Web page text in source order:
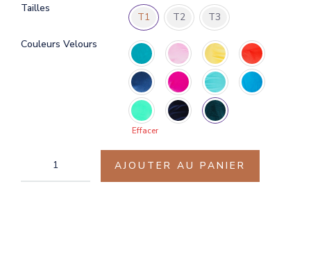
Tailles
T1 T2 T3
Couleurs Velours
Effacer
AJOUTER AU PANIER